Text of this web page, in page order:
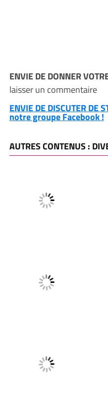
ENVIE DE DONNER
laisser un commentaire
ENVIE DE DISCUTER DE
notre groupe Facebook !
AUTRES CONTENUS :